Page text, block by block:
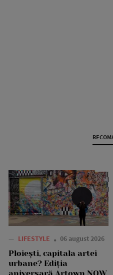
— LIFESTYLE 06 august 2026
Ploiești, capitala artei
urbane? Ediția
aniversară Artown NOW